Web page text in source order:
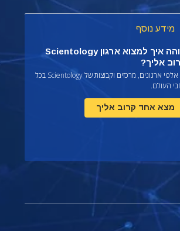
מידע נוסף
תוהה איך למצוא ארגון Scientology
אליך?
יש אלפי ארגונים, מרכזים וקבוצות של Scientology בכל
העולם.
מצא אחד קרוב אליך